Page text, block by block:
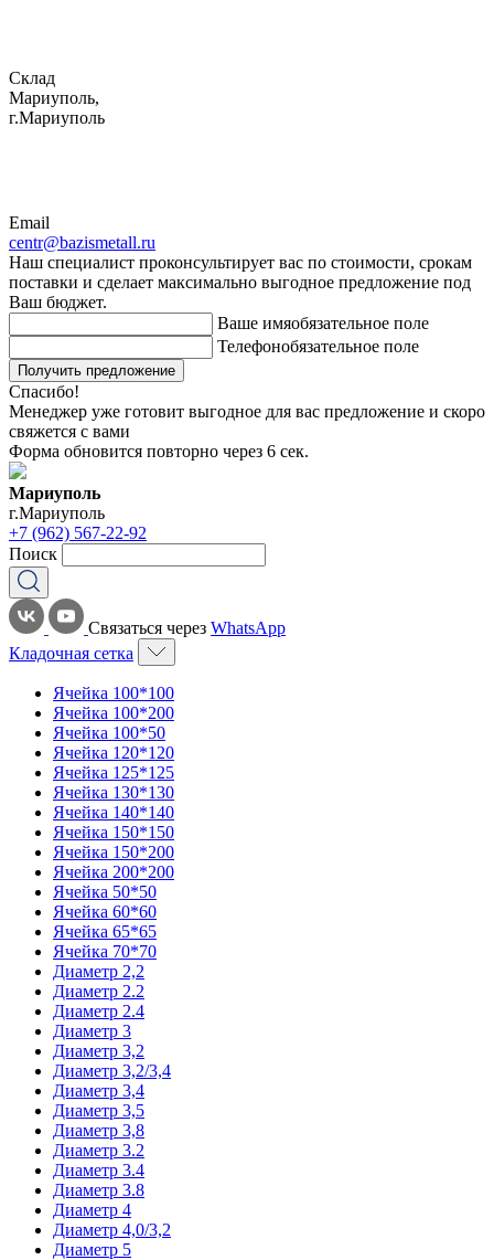
Склад
Мариуполь,
г.Мариуполь
Email
centr@bazismetall.ru
Наш специалист проконсультирует вас по стоимости, срокам
поставки и сделает максимально выгодное предложение под
Ваш бюджет.
Ваше имяобязательное поле
Телефонобязательное поле
Получить предложение
Спасибо!
Менеджер уже готовит выгодное для вас предложение и скоро
свяжется с вами
Форма обновится повторно через 6 сек.
Мариуполь
г.Мариуполь
+7 (962) 567-22-92
Поиск
Связаться через WhatsApp
Кладочная сетка
Ячейка 100*100
Ячейка 100*200
Ячейка 100*50
Ячейка 120*120
Ячейка 125*125
Ячейка 130*130
Ячейка 140*140
Ячейка 150*150
Ячейка 150*200
Ячейка 200*200
Ячейка 50*50
Ячейка 60*60
Ячейка 65*65
Ячейка 70*70
Диаметр 2,2
Диаметр 2.2
Диаметр 2.4
Диаметр 3
Диаметр 3,2
Диаметр 3,2/3,4
Диаметр 3,4
Диаметр 3,5
Диаметр 3,8
Диаметр 3.2
Диаметр 3.4
Диаметр 3.8
Диаметр 4
Диаметр 4,0/3,2
Диаметр 5